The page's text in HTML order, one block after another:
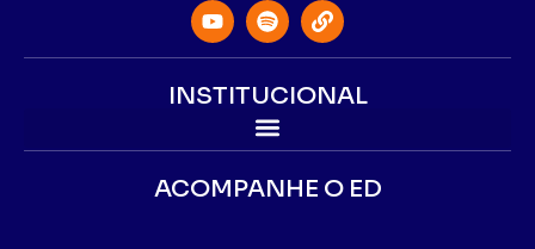
INSTITUCIONAL
ACOMPANHE O ED